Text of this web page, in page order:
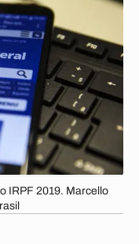
IRPF 2019. Marcello